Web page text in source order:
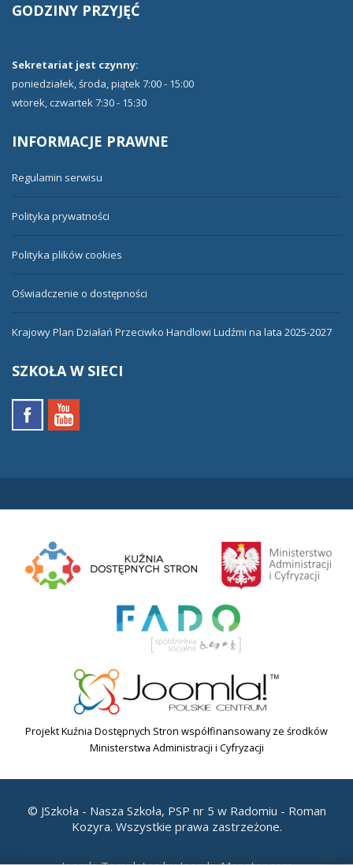
GODZINY PRZYJĘĆ
Sekretariat jest czynny:
poniedziałek, środa, piątek 7:00 - 15:00
wtorek, czwartek 7:30 - 15:30
INFORMACJE PRAWNE
Regulamin serwisu
Polityka prywatności
Polityka plików cookies
Oświadczenie o dostępności
Krajowy Plan Działań Przeciwko Handlowi Ludźmi na lata 2025-2027
SZKOŁAW SIECI
Projekt Kuźnia Dostępnych Stron współfinansowany ze środków
Ministerstwa Administracji i Cyfryzacji
© JSzkoła - Nasza Szkoła, PSP nr 5 w Radomiu - Roman
Kozyra. Wszystkie prawa zastrzeżone.